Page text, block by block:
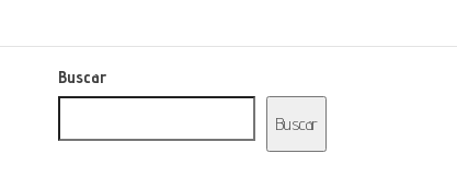
Buscar
Buscar